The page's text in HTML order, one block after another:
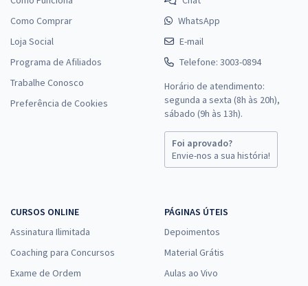
Como Comprar
Loja Social
Programa de Afiliados
Trabalhe Conosco
Preferência de Cookies
WhatsApp
E-mail
Telefone: 3003-0894
Horário de atendimento:
segunda a sexta (8h às 20h),
sábado (9h às 13h).
Foi aprovado?
Envie-nos a sua história!
CURSOS ONLINE
Assinatura Ilimitada
Coaching para Concursos
Exame de Ordem
PÁGINAS ÚTEIS
Depoimentos
Material Grátis
Aulas ao Vivo